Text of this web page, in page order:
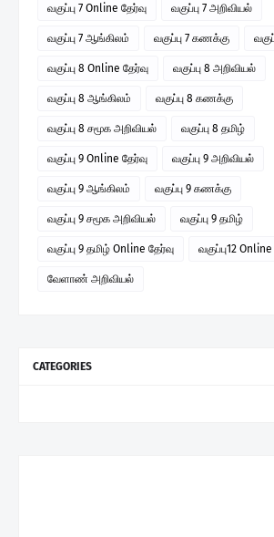
வகுப்பு 7 Online தேர்வு வகுப்பு 7 அறிவியல்
வகுப்பு 7 ஆங்கிலம் வகுப்பு 7 கணக்கு
வகுப்பு 8 Online தேர்வு வகுப்பு 8 அறிவியல்
வகுப்பு 8 ஆங்கிலம் வகுப்பு 8 கணக்கு
வகுப்பு 8 சமூக அறிவியல் வகுப்பு 8 தமிழ்
வகுப்பு 9 Online தேர்வு வகுப்பு 9 அறிவியல்
வகுப்பு 9 ஆங்கிலம் வகுப்பு 9 கணக்கு
வகுப்பு 9 சமூக அறிவியல் வகுப்பு 9 தமிழ்
வகுப்பு 9 தமிழ் Online தேர்வு வகுப்பு12 Online
வேளாண் அறிவியல்
CATEGORIES